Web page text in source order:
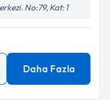
No:79, Kat: 1
Daha Fazla